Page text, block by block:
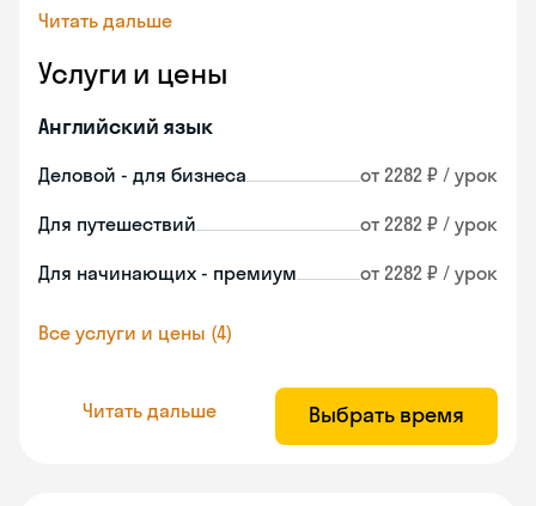
Читать дальше
Услуги и цены
Английский язык
Деловой - для бизнеса от 2282 ₽ / урок
Для путешествий от 2282 ₽ / урок
Для начинающих - премиум от 2282 ₽ / урок
Все услуги и цены (4)
Читать дальше Выбрать время